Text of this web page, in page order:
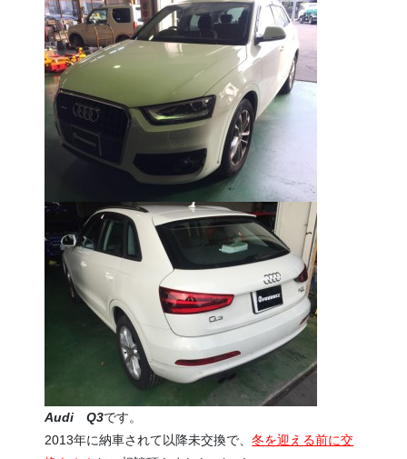
Audi Q3です。
2013年に納車されて以降未交換で、冬を迎える前に交